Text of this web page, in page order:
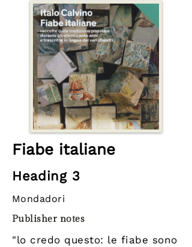
Fiabe italiane
Heading 3
Mondadori
Publisher notes
"lo credo questo: le fiabe sono